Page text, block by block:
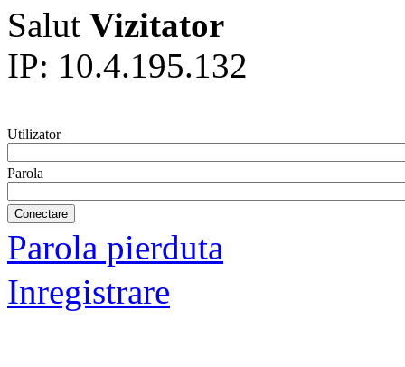
Salut Vizitator
IP: 10.4.195.132
Utilizator
Parola
Parola pierduta
Inregistrare